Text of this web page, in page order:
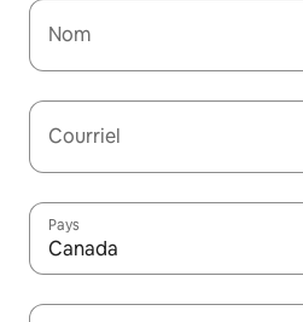
Nom
Courriel
Pays
Canada